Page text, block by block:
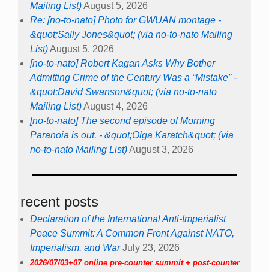
Mailing List)August 5, 2026
Re: [no-to-nato] Photo for GWUAN montage -
&quot;Sally Jones&quot; (via no-to-nato Mailing
List)August 5, 2026
[no-to-nato] Robert Kagan Asks Why Bother
Admitting Crime of the Century Was a “Mistake” -
&quot;David Swanson&quot; (via no-to-nato
Mailing List)August 4, 2026
[no-to-nato] The second episode of Morning
Paranoia is out. - &quot;Olga Karatch&quot; (via
no-to-nato Mailing List)August 3, 2026
recent posts
Declaration of the International Anti-Imperialist
Peace Summit: A Common Front Against NATO,
Imperialism, and War July 23, 2026
2026/07/03+07 online pre-counter summit + post-counter